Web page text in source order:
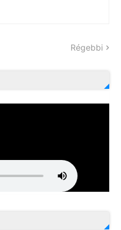
Régebbi